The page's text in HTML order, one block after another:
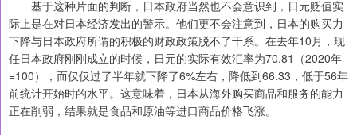
基于这种片面的判断，日本政府当然也不会意识到，日元贬值实
际上是在对日本经济发出的警示。他们更不会注意到，日本的购买力
下降与日本政府所谓的积极的财政政策脱不了干系。在去年10月，现
任日本政府刚刚成立的时候，日元的实际有效汇率为70.81（2020年
=100），而仅仅过了半年就下降了6%左右，降低到66.33，低于56年
前统计开始时的水平。这意味着，日本从海外购买商品和服务的能力
正在削弱，结果就是食品和原油等进口商品价格飞涨。